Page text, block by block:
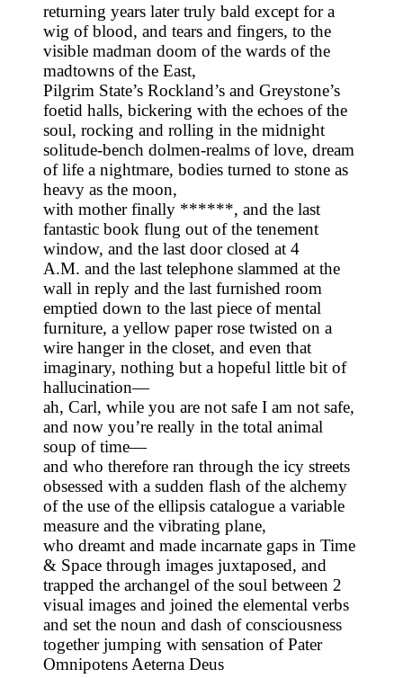
returning years later truly bald except for a
wig of blood, and tears and fingers, to the
visible madman doom of the wards of the
madtowns of the East,
Pilgrim State’s Rockland’s and Greystone’s
foetid halls, bickering with the echoes of the
soul, rocking and rolling in the midnight
solitude-bench dolmen-realms of love, dream
of life a nightmare, bodies turned to stone as
heavy as the moon,
with mother finally ******, and the last
fantastic book flung out of the tenement
window, and the last door closed at 4
A.M. and the last telephone slammed at the
wall in reply and the last furnished room
emptied down to the last piece of mental
furniture, a yellow paper rose twisted on a
wire hanger in the closet, and even that
imaginary, nothing but a hopeful little bit of
hallucination—
ah, Carl, while you are not safe I am not safe,
and now you’re really in the total animal
soup of time—
and who therefore ran through the icy streets
obsessed with a sudden flash of the alchemy
of the use of the ellipsis catalogue a variable
measure and the vibrating plane,
who dreamt and made incarnate gaps in Time
& Space through images juxtaposed, and
trapped the archangel of the soul between 2
visual images and joined the elemental verbs
and set the noun and dash of consciousness
together jumping with sensation of Pater
Omnipotens Aeterna Deus